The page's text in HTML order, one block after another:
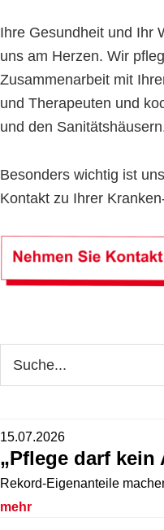
Ihre Gesundheit und Ihr
uns am Herzen. Wir
Zusammenarbeit mit
und Therapeuten und
und den
Besonders wichtig ist
Kontakt zu Ihrer
Seitenspalte
durchsuchen
15.07.2026
„Pflege darf
Rekord-Eigenanteile
mehr